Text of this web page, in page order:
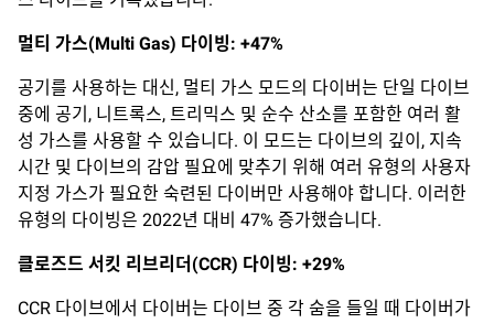
멀티 가스(Multi Gas) 다이빙: +47%
공기를 사용하는 대신, 멀티 가스 모드의 다이버는 단일 다이브
중에 공기, 니트록스, 트리믹스 및 순수 산소를 포함한 여러 활
성 가스를 사용할 수 있습니다. 이 모드는 다이브의 깊이, 지속
시간 및 다이브의 감압 필요에 맞추기 위해 여러 유형의 사용자
지정 가스가 필요한 숙련된 다이버만 사용해야 합니다. 이러한
유형의 다이빙은 2022년 대비 47% 증가했습니다.
클로즈드 서킷 리브리더 (CCR) 다이빙: +29%
CCR 다이브에서 다이버는 다이브 중 각 숨을 들일 때 다이버가